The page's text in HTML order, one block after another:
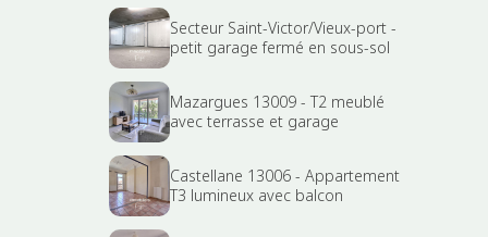
Secteur Saint-Victor/Vieux-port -
petit garage fermé en sous-sol
Mazargues 13009 - T2 meublé
avec terrasse et garage
Castellane 13006 - Appartement
T3 lumineux avec balcon